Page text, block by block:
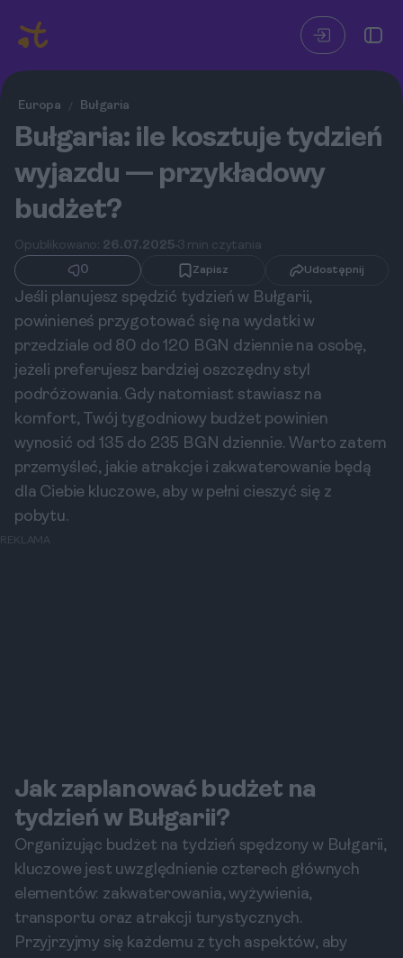
Europa / Bułgaria
Bułgaria: ile kosztuje tydzień
wyjazdu — przykładowy
budżet?
Opublikowano: 26.07.2025 3 min czytania
0
Zapisz Udostępnij
Jeśli planujesz spędzić tydzień w Bułgarii,
powinieneś przygotować się na wydatki w
przedziale od 80 do 120 BGN dziennie na osobę,
jeżeli preferujesz bardziej oszczędny styl
podróżowania. Gdy natomiast stawiasz na
komfort, Twój tygodniowy budżet powinien
wynosić od 135 do 235 BGN dziennie. Warto zatem
przemyśleć, jakie atrakcje i zakwaterowanie będą
dla Ciebie kluczowe, aby w pełni cieszyć się z
pobytu.
REKLAMA
Jak zaplanować budżet na
tydzień w Bułgarii?
Organizując budżet na tydzień spędzony w Bułgarii,
kluczowe jest uwzględnienie czterech głównych
elementów: zakwaterowania, wyżywienia,
transportu oraz atrakcji turystycznych.
Przyjrzyjmy się każdemu z tych aspektów, aby